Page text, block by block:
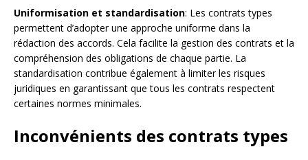
Uniformisation et standardisation: Les contrats types
permettent d’adopter une approche uniforme dans la
rédaction des accords. Cela facilite la gestion des contrats et la
compréhension des obligations de chaque partie. La
standardisation contribue également à limiter les risques
juridiques en garantissant que tous les contrats respectent
certaines normes minimales.
Inconvénients des contrats types